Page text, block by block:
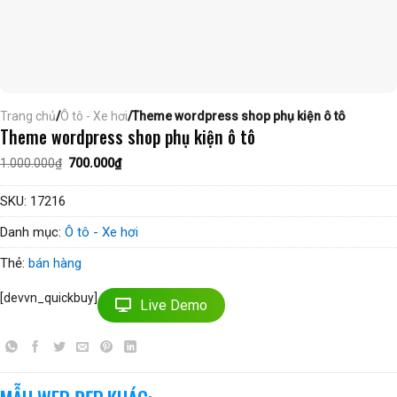
Trang chủ/Ô tô - Xe hơi/Theme wordpress shop phụ kiện ô tô
Theme wordpress shop phụ kiện ô tô
1.000.000₫ Giá
là:
700.000₫Giá
hiện
tại
SKU: 17216
Danh mục: Ô tô - Xe hơi
Thẻ: bán hàng
[devvn_quickbuy] Live Demo